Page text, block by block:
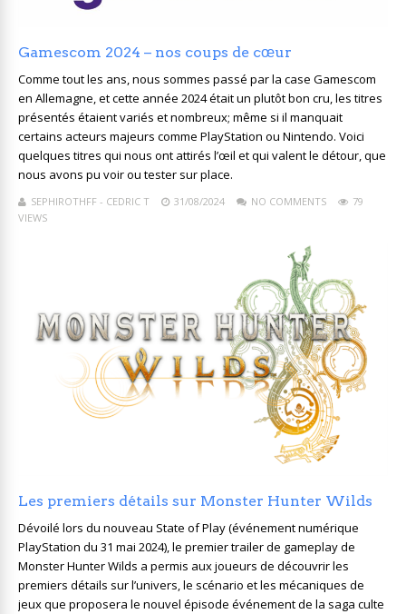
Gamescom 2024 – nos coups de cœur
Comme tout les ans, nous sommes passé par la case Gamescom
en Allemagne, et cette année 2024 était un plutôt bon cru, les titres
présentés étaient variés et nombreux; même si il manquait
certains acteurs majeurs comme PlayStation ou Nintendo. Voici
quelques titres qui nous ont attirés l’œil et qui valent le détour, que
nous avons pu voir ou tester sur place.
SEPHIROTHFF - CEDRIC T 31/08/2024 NO COMMENTS
79
VIEWS
Les premiers détails sur Monster Hunter Wilds
Dévoilé lors du nouveau State of Play (événement numérique
PlayStation du 31 mai 2024), le premier trailer de gameplay de
Monster Hunter Wilds a permis aux joueurs de découvrir les
premiers détails sur l’univers, le scénario et les mécaniques de
jeux que proposera le nouvel épisode événement de la saga culte